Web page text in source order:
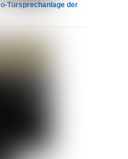
Türsprechanlage der